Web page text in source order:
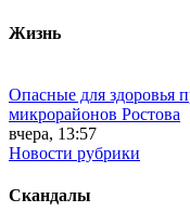
Жизнь
Опасные для здоровья
микрорайонов Ростова
вчера, 13:57
Новости рубрики
Скандалы